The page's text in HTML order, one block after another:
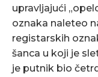
upravljajući
oznaka naleteo
registarskih
šanca u koji je
je putnik bio